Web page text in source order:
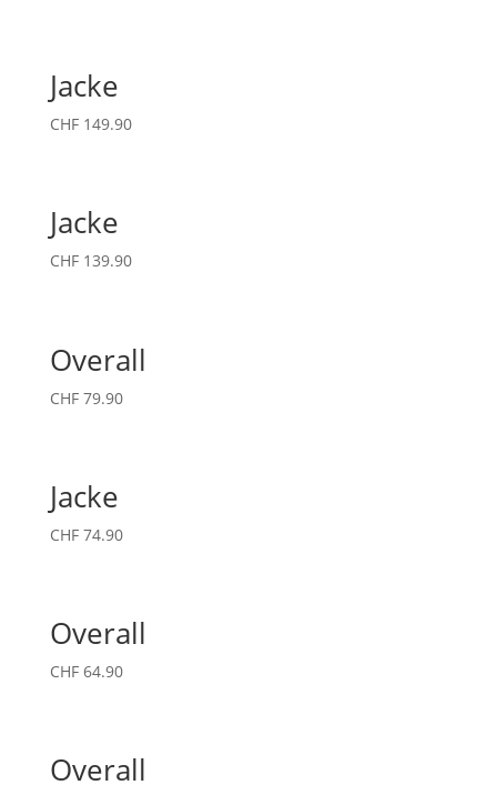
Jacke
CHF149.90
Jacke
CHF139.90
Overall
CHF79.90
Jacke
CHF74.90
Overall
CHF64.90
Overall